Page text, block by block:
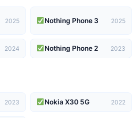
2025 Nothing Phone 3 2025
2024 Nothing Phone 2 2023
2023 Nokia X30 5G 2022